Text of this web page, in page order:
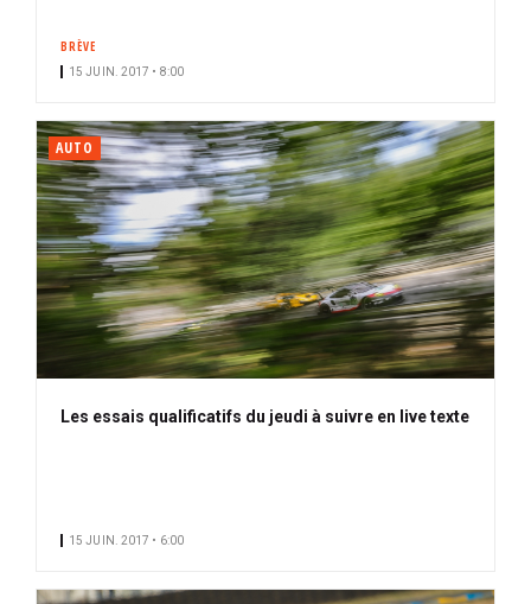
BRÈVE
15 JUIN. 2017 • 8:00
AUTO
Les essais qualificatifs du jeudi à suivre en live texte
15 JUIN. 2017 • 6:00